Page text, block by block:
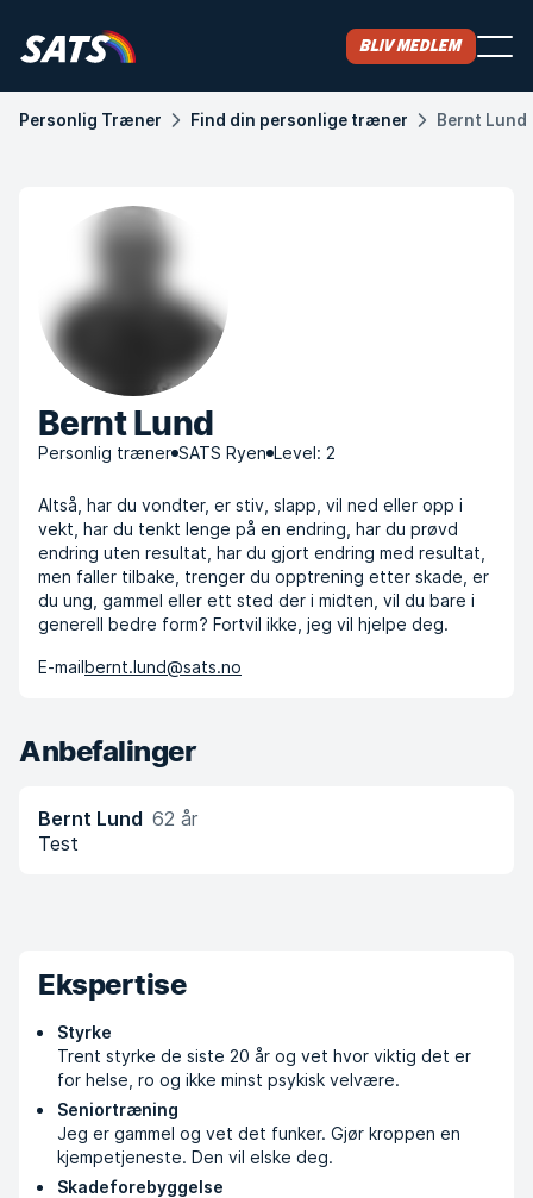
Bliv medlem
Personlig Træner Find din personlige træner Bernt Lund
Bernt Lund
Personlig træner SATS Ryen Level: 2
Altså, har du vondter, er stiv, slapp, vil ned eller opp i
vekt, har du tenkt lenge på en endring, har du prøvd
endring uten resultat, har du gjort endring med resultat,
men faller tilbake, trenger du opptrening etter skade, er
du ung, gammel eller ett sted der i midten, vil du bare i
generell bedre form? Fortvil ikke, jeg vil hjelpe deg.
E-mailbernt.lund@sats.no
Anbefalinger
Bernt Lund 62 år
Test
Ekspertise
Styrke
Trent styrke de siste 20 år og vet hvor viktig det er
for helse, ro og ikke minst psykisk velvære.
Seniortræning
Jeg er gammel og vet det funker. Gjør kroppen en
kjempetjeneste. Den vil elske deg.
Skadeforebyggelse